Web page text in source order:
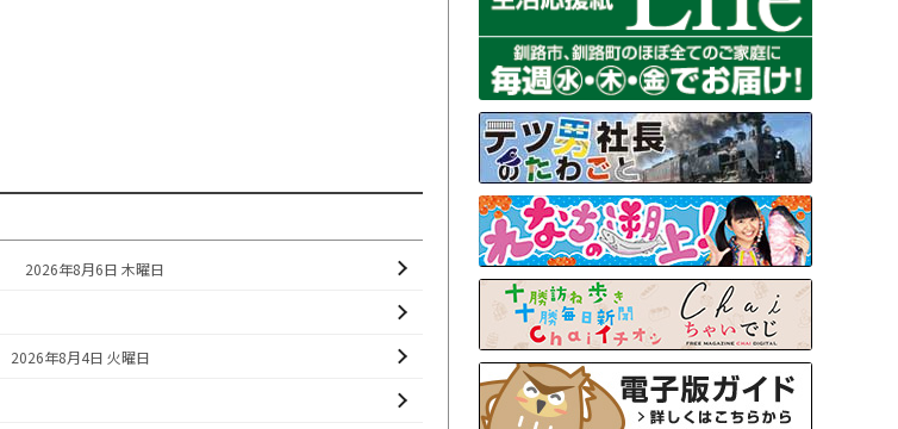
2026年8月6日 木曜日
2026年8月4日 火曜日